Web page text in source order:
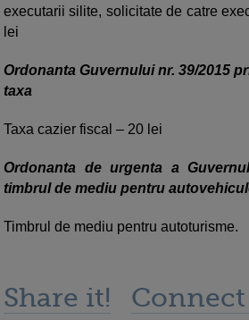
executarii silite, solicitate de catre
lei
Ordonanta Guvernului nr. 39/2015
taxa
Taxa cazier fiscal – 20 lei
Ordonanta de urgenta a
timbrul de mediu pentru
Timbrul de mediu pentru autoturisme.
Share it! Connect